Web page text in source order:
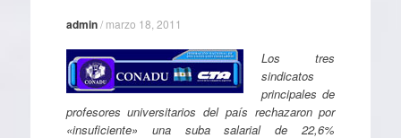
admin/ marzo 18, 2011
Los tres
sindicatos
principales de
profesores universitarios del país rechazaron por
«insuficiente» una suba salarial de 22,6%